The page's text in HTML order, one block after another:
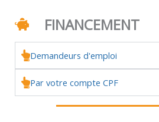
FINANCEMENT
Demandeurs d'emploi
Par votre compte CPF